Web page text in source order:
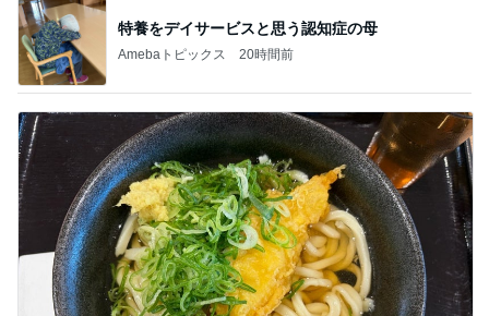
特養をデイサービスと思う認知症の母
Amebaトピックス 20時間前